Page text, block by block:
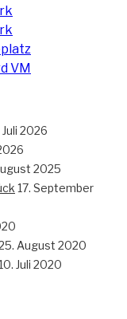
VM
Juli 2026
2025
17. September
August 2020
Juli 2020